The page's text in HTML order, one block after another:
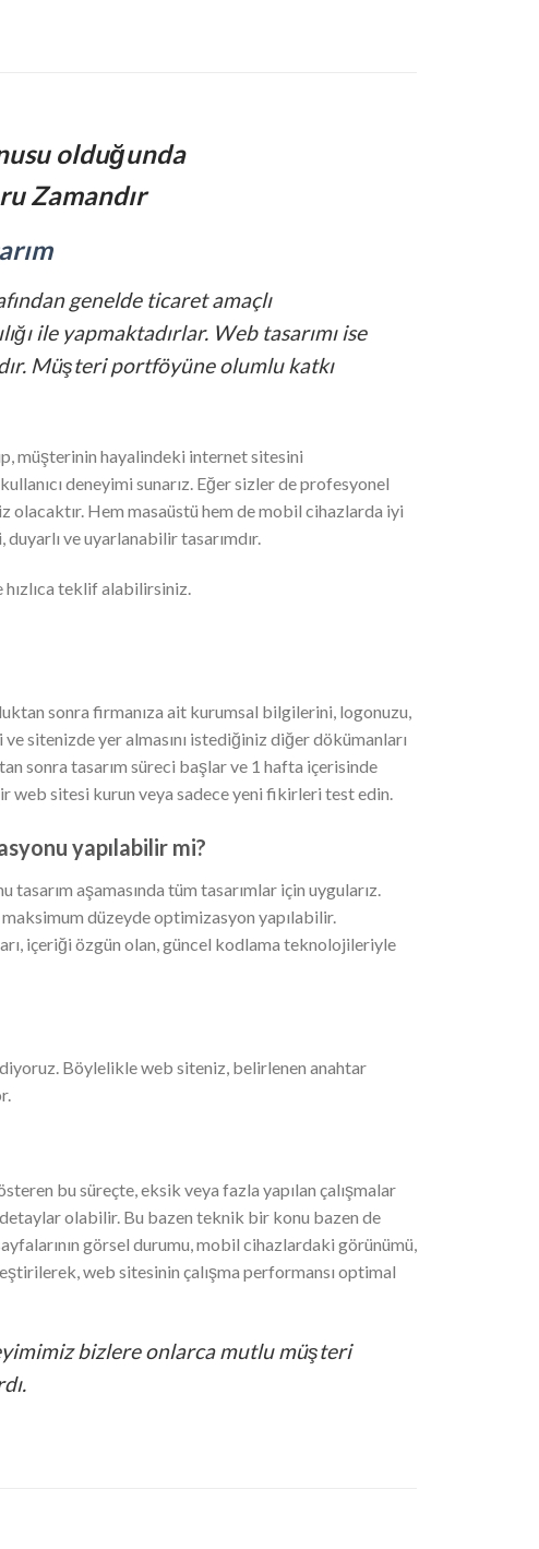
olduğunda
Zamandır
genelde ticaret amaçlı
ile yapmaktadırlar. Web tasarımı ise
Müşteri portföyüne olumlu katkı
müşterinin hayalindeki internet sitesini
deneyimi sunarız. Eğer sizler de profesyonel
olacaktır. Hem masaüstü hem de mobil cihazlarda iyi
ve uyarlanabilir tasarımdır.
teklif alabilirsiniz.
sonra firmanıza ait kurumsal bilgilerini, logonuzu,
sitenizde yer almasını istediğiniz diğer dökümanları
sonra tasarım süreci başlar ve 1 hafta içerisinde
web sitesi kurun veya sadece yeni fikirleri test edin.
yapılabilir mi?
aşamasında tüm tasarımlar için uygularız.
maksimum düzeyde optimizasyon yapılabilir.
içeriği özgün olan, güncel kodlama teknolojileriyle
Böylelikle web siteniz, belirlenen anahtar
bu süreçte, eksik veya fazla yapılan çalışmalar
olabilir. Bu bazen teknik bir konu bazen de
görsel durumu, mobil cihazlardaki görünümü,
web sitesinin çalışma performansı optimal
bizlere onlarca mutlu müşteri